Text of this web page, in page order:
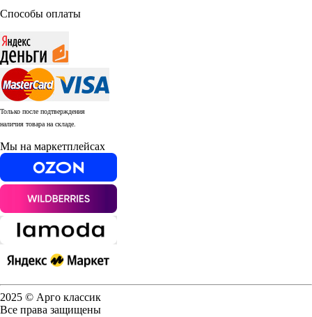
Способы оплаты
Только после подтверждения
наличия товара на складе.
Мы на маркетплейсах
2025 © Арго классик
Все права защищены